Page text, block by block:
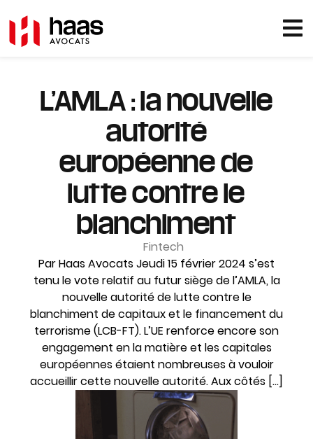
L’AMLA : la nouvelle
autorité
européenne de
lutte contre le
blanchiment
Fintech
Par Haas Avocats Jeudi 15 février 2024 s’est
tenu le vote relatif au futur siège de l’AMLA, la
nouvelle autorité de lutte contre le
blanchiment de capitaux et le financement du
terrorisme (LCB-FT). L’UE renforce encore son
engagement en la matière et les capitales
européennes étaient nombreuses à vouloir
accueillir cette nouvelle autorité. Aux côtés […]